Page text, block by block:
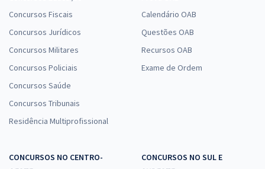
Concursos Fiscais
Concursos Jurídicos
Concursos Militares
Concursos Policiais
Concursos Saúde
Concursos Tribunais
Residência Multiprofissional
Calendário OAB
Questões OAB
Recursos OAB
Exame de Ordem
CONCURSOS NO CENTRO-
CONCURSOS NO SUL E